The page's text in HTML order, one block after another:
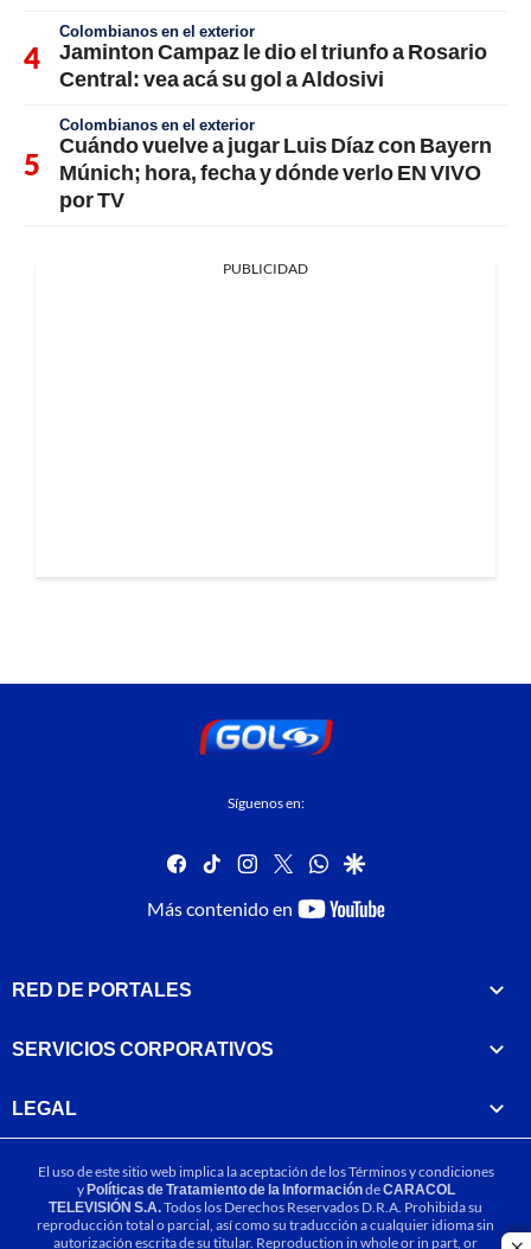
Colombianos en el exterior
Jaminton Campaz le dio el triunfo a Rosario
Central: vea acá su gol a Aldosivi
Colombianos en el exterior
Cuándo vuelve a jugar Luis Díaz con Bayern
Múnich; hora, fecha y dónde verlo EN VIVO
por TV
PUBLICIDAD
Síguenos en:
facebook
tiktok instagram
twitterwhatsapp
google
Más contenido en
youtube-
RED DE PORTALES
SERVICIOS CORPORATIVOS
LEGAL
El uso de este sitio web implica la aceptación de losTérminos y condiciones
yPolíticas de Tratamiento de la InformacióndeCARACOL
TELEVISIÓN S.A.Todos los Derechos Reservados D.R.A. Prohibida su
reproducción total o parcial, así como su traducción a cualquier idioma sin
autorización escrita de su titular. Reproduction in whole or in part, or